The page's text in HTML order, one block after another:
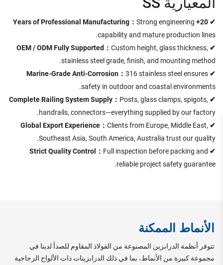
✔ 20+ Years of Professional Manufacturing：
Strong engineering
capability and mature production lines.
✔ OEM / ODM Fully Supported：
Custom height, glass thickness,
stainless steel grade, finish, and mounting method.
✔ Marine-Grade Anti-Corrosion：
316 stainless steel ensures
safety in outdoor and coastal environments.
✔ Complete Railing System Supply：
Posts, glass clamps, spigots,
handrails, connectors—everything supplied by our factory.
✔ Global Export Experience：
Clients from Europe, Middle East,
Southeast Asia, South America, Australia trust our quality.
✔ Strict Quality Control：
Full inspection before packing and
reliable project safety guarantee.
الأنماط الممكنة
تتوفر أنظمة الدرابزين المصنوعة من الفولاذ المقاوم للصدأ لدينا في
مجموعة كبيرة من الأنماط، بما في ذلك الدرابزينات ذات الألواح الزجاجية